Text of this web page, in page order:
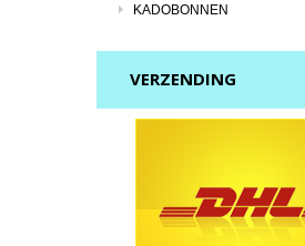
KADOBONNEN
VERZENDING